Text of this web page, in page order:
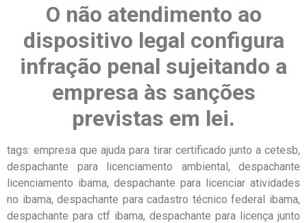
O não atendimento ao
dispositivo legal configura
infração penal sujeitando a
empresa às sanções
previstas em lei.
tags: empresa que ajuda para tirar certificado junto a cetesb,
despachante para licenciamento ambiental, despachante
licenciamento ibama, despachante para licenciar atividades
no ibama, despachante para cadastro técnico federal ibama,
despachante para ctf ibama, despachante para licença junto